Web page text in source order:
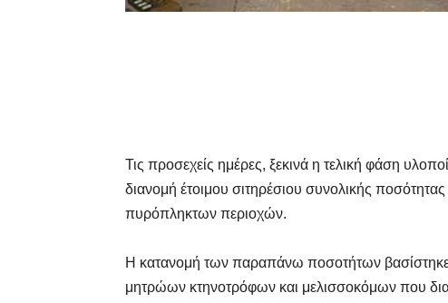
Τις προσεχείς ημέρες, ξεκινά η τελική φάση
διανομή έτοιμου σιτηρέσιου συνολικής
πυρόπληκτων περιοχών.
Η κατανομή των παραπάνω ποσοτήτων
μητρώων κτηνοτρόφων και μελισσοκόμων που